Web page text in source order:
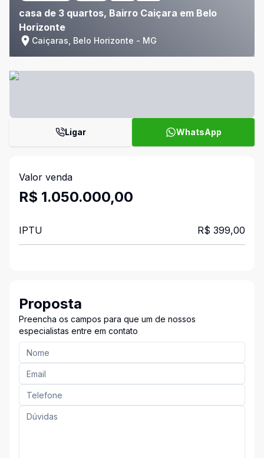
casa de 3 quartos, Bairro Caiçara em Belo
Horizonte
Caiçaras, Belo Horizonte - MG
Ligar WhatsApp
Valor venda
R$ 1.050.000,00
IPTU R$ 399,00
Proposta
Preencha os campos para que um de nossos
especialistas entre em contato